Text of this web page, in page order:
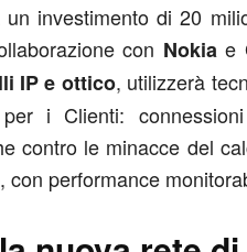
un investimento di 20
con Nokia e
IP e ottico, utilizzerà
i Clienti:
contro le minacce del
con performance